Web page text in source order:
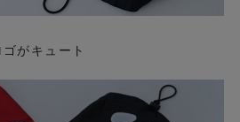
がキュート